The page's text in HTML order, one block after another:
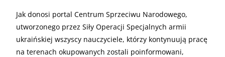
Jak donosi portal Centrum Sprzeciwu Narodowego,
utworzonego przez Siły Operacji Specjalnych armii
ukraińskiej wszyscy nauczyciele, którzy kontynuują pracę
na terenach okupowanych zostali poinformowani,